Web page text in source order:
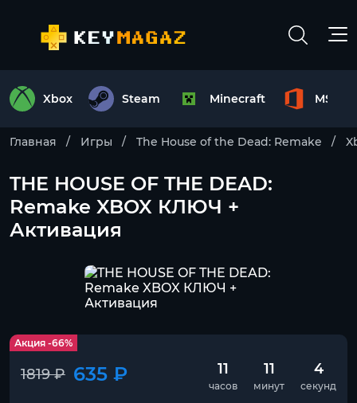
Xbox Steam Minecraft MS
Главная Игры The House of the Dead: Remake
THE HOUSE OF THE DEAD:
Remake XBOX КЛЮЧ +
Активация
Акция -66%
1819 ₽ 635 ₽ 11
часов
11
минут
4
секунд